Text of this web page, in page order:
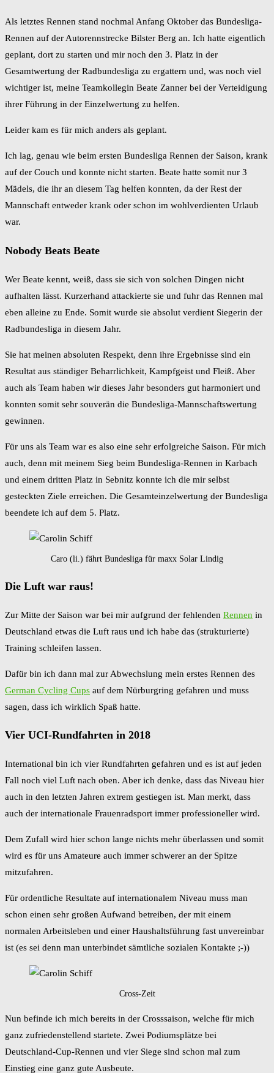
Als letztes Rennen stand nochmal Anfang Oktober das Bundesliga-
Rennen auf der Autorennstrecke Bilster Berg an. Ich hatte eigentlich
geplant, dort zu starten und mir noch den 3. Platz in der
Gesamtwertung der Radbundesliga zu ergattern und, was noch viel
wichtiger ist, meine Teamkollegin Beate Zanner bei der Verteidigung
ihrer Führung in der Einzelwertung zu helfen.
Leider kam es für mich anders als geplant.
Ich lag, genau wie beim ersten Bundesliga Rennen der Saison, krank
auf der Couch und konnte nicht starten. Beate hatte somit nur 3
Mädels, die ihr an diesem Tag helfen konnten, da der Rest der
Mannschaft entweder krank oder schon im wohlverdienten Urlaub
war.
Nobody Beats Beate
Wer Beate kennt, weiß, dass sie sich von solchen Dingen nicht
aufhalten lässt. Kurzerhand attackierte sie und fuhr das Rennen mal
eben alleine zu Ende. Somit wurde sie absolut verdient Siegerin der
Radbundesliga in diesem Jahr.
Sie hat meinen absoluten Respekt, denn ihre Ergebnisse sind ein
Resultat aus ständiger Beharrlichkeit, Kampfgeist und Fleiß. Aber
auch als Team haben wir dieses Jahr besonders gut harmoniert und
konnten somit sehr souverän die Bundesliga-Mannschaftswertung
gewinnen.
Für uns als Team war es also eine sehr erfolgreiche Saison. Für mich
auch, denn mit meinem Sieg beim Bundesliga-Rennen in Karbach
und einem dritten Platz in Sebnitz konnte ich die mir selbst
gesteckten Ziele erreichen. Die Gesamteinzelwertung der Bundesliga
beendete ich auf dem 5. Platz.
Caro (li.) fährt Bundesliga für maxx Solar Lindig
Die Luft war raus!
Zur Mitte der Saison war bei mir aufgrund der fehlenden Rennen in
Deutschland etwas die Luft raus und ich habe das (strukturierte)
Training schleifen lassen.
Dafür bin ich dann mal zur Abwechslung mein erstes Rennen des
German Cycling Cups auf dem Nürburgring gefahren und muss
sagen, dass ich wirklich Spaß hatte.
Vier UCI-Rundfahrten in 2018
International bin ich vier Rundfahrten gefahren und es ist auf jeden
Fall noch viel Luft nach oben. Aber ich denke, dass das Niveau hier
auch in den letzten Jahren extrem gestiegen ist. Man merkt, dass
auch der internationale Frauenradsport immer professioneller wird.
Dem Zufall wird hier schon lange nichts mehr überlassen und somit
wird es für uns Amateure auch immer schwerer an der Spitze
mitzufahren.
Für ordentliche Resultate auf internationalem Niveau muss man
schon einen sehr großen Aufwand betreiben, der mit einem
normalen Arbeitsleben und einer Haushaltsführung fast unvereinbar
ist (es sei denn man unterbindet sämtliche sozialen Kontakte ;-))
Cross-Zeit
Nun befinde ich mich bereits in der Crosssaison, welche für mich
ganz zufriedenstellend startete. Zwei Podiumsplätze bei
Deutschland-Cup-Rennen und vier Siege sind schon mal zum
Einstieg eine ganz gute Ausbeute.